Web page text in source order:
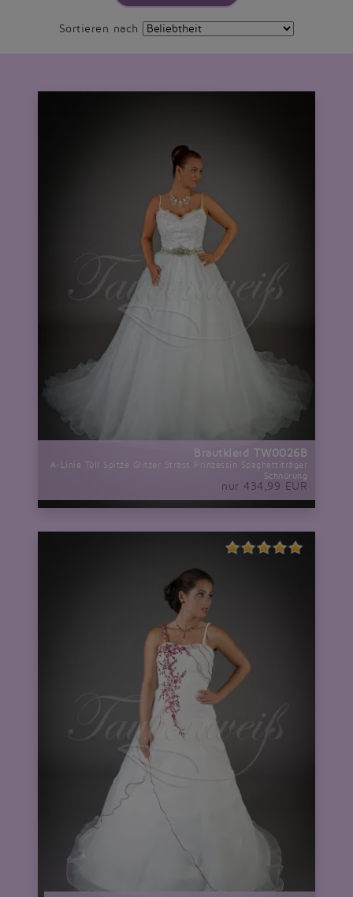
Sortieren nach
Brautkleid TW0026B
A-Linie Tüll Spitze Glitzer Strass Prinzessin Spaghettiträger
Schnürung
nur 434,99 EUR